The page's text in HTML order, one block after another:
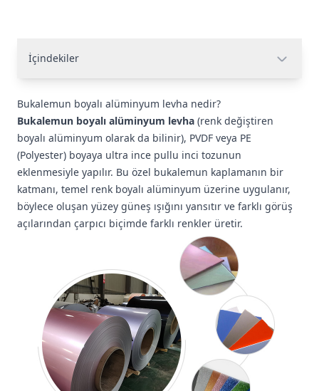
İçindekiler
Bukalemun boyalı alüminyum levha nedir?
Bukalemun boyalı alüminyum levha (renk değiştiren
boyalı alüminyum olarak da bilinir), PVDF veya PE
(Polyester) boyaya ultra ince pullu inci tozunun
eklenmesiyle yapılır. Bu özel bukalemun kaplamanın bir
katmanı, temel renk boyalı alüminyum üzerine uygulanır,
böylece oluşan yüzey güneş ışığını yansıtır ve farklı görüş
açılarından çarpıcı biçimde farklı renkler üretir.